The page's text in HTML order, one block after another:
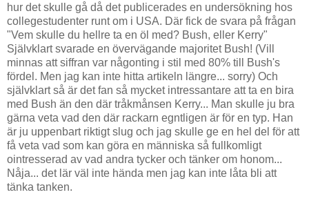
hur det skulle gå då det publicerades en undersökning hos
collegestudenter runt om i USA. Där fick de svara på frågan
"Vem skulle du hellre ta en öl med? Bush, eller Kerry"
Självklart svarade en övervägande majoritet Bush! (Vill
minnas att siffran var någonting i stil med 80% till Bush's
fördel. Men jag kan inte hitta artikeln längre... sorry) Och
självklart så är det fan så mycket intressantare att ta en bira
med Bush än den där tråkmånsen Kerry... Man skulle ju bra
gärna veta vad den där rackarn egntligen är för en typ. Han
är ju uppenbart riktigt slug och jag skulle ge en hel del för att
få veta vad som kan göra en människa så fullkomligt
ointresserad av vad andra tycker och tänker om honom...
Nåja... det lär väl inte hända men jag kan inte låta bli att
tänka tanken.